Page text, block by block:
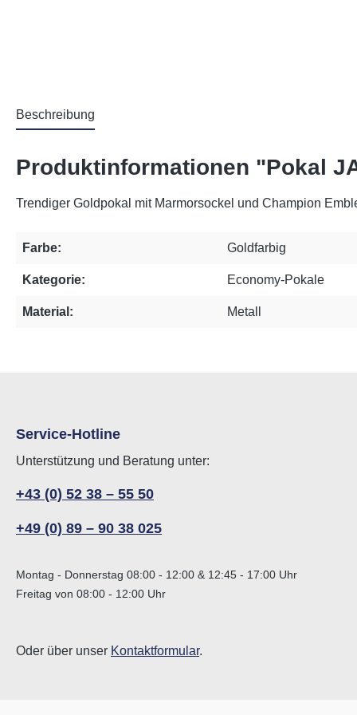
Beschreibung
Produktinformationen "Pokal
Trendiger Goldpokal mit Marmorsockel und Champion
Farbe: Goldfarbig
Kategorie: Economy-Pokale
Material: Metall
Service-Hotline
Unterstützung und Beratung unter:
+43 (0) 52 38 – 55 50
+49 (0) 89 – 90 38 025
Montag - Donnerstag 08:00 - 12:00 & 12:45 - 17:00 Uhr
Freitag von 08:00 - 12:00 Uhr
Oder über unser Kontaktformular.